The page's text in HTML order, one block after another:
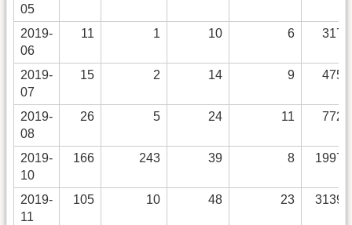
05
2019-
06
11 1 10 6 317
2019-
07
15 2 14 9 475
2019-
08
26 5 24 11 772
2019-
10
166 243 39 8 1997
2019-
11
105 10 48 23 3139